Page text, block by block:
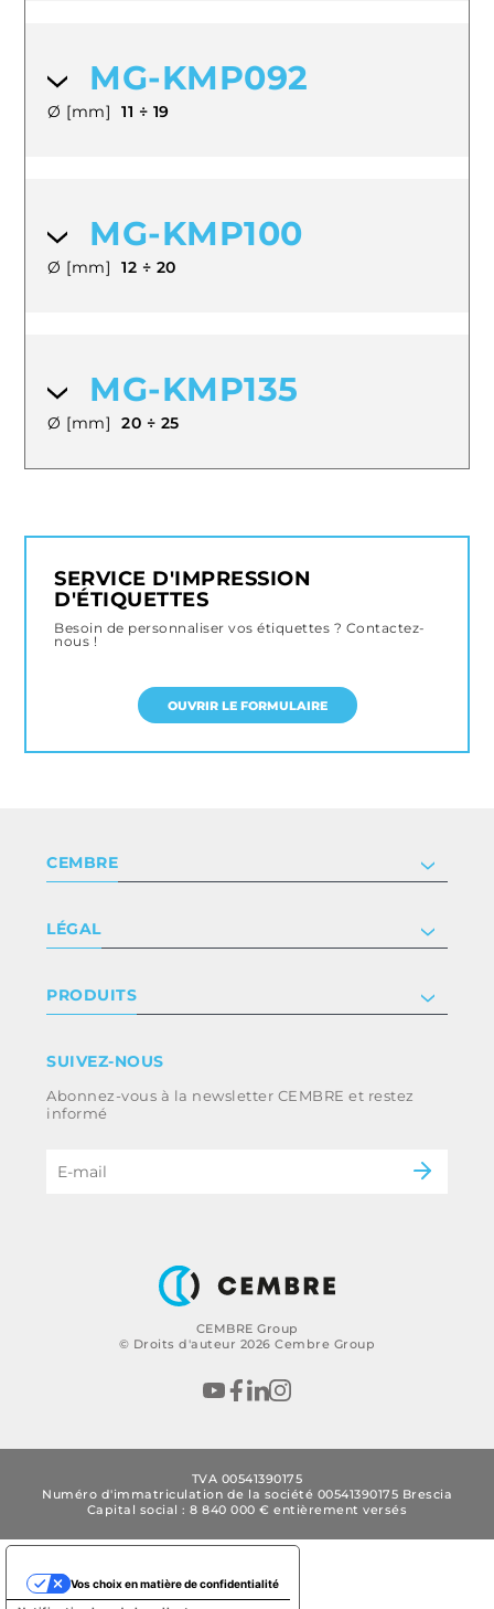
MG-KMP092
Ø [mm] 11 ÷ 19
MG-KMP100
Ø [mm] 12 ÷ 20
MG-KMP135
Ø [mm] 20 ÷ 25
SERVICE D'IMPRESSION
D'ÉTIQUETTES
Besoin de personnaliser vos étiquettes ? Contactez-
nous !
OUVRIR LE FORMULAIRE
CEMBRE Group
© Droits d'auteur 2026 Cembre Group
CEMBRE
Société
Certificat
Nous rejoindre
LÉGAL
Termes et conditions
Whistleblowing
Code d’éthique et politique anti-corruption
du groupe
PRODUITS
Énergie
B2B Disclaimer
SUIVEZ-NOUS
Abonnez-vous à la newsletter CEMBRE et restez
informé
TVA 00541390175
Numéro d'immatriculation de la société 00541390175 Brescia
Capital social : 8 840 000 € entièrement versés
Vos choix en matière de confidentialité